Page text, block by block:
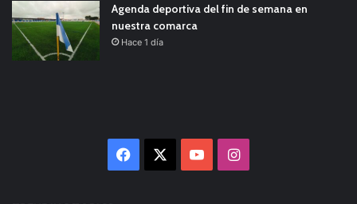
Agenda deportiva del fin de semana en
nuestra comarca
Hace 1 día
Facebook YouTubeInstagram